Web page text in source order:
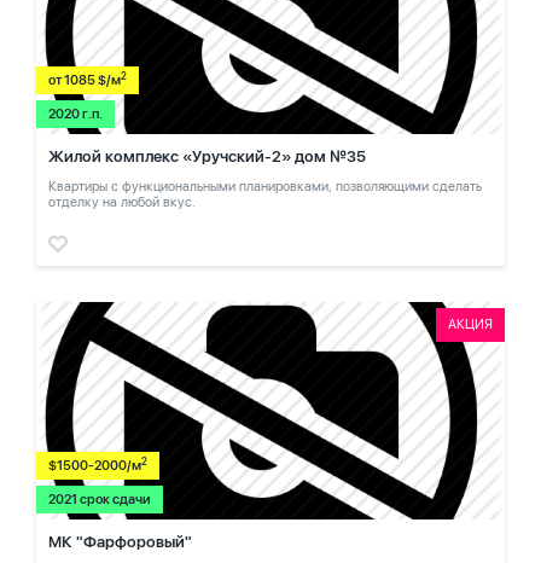
от 1085 $/м2
2020 г.п.
Жилой комплекс «Уручский-2» дом №35
Квартиры с функциональными планировками, позволяющими сделать
отделку на любой вкус.
АКЦИЯ
$1500-2000/м2
2021 срок сдачи
МК "Фарфоровый"